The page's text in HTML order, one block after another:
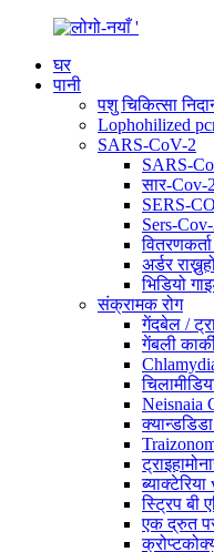
घर
पानी
पशु चिकित्सा
Lophohilized
SARS-CoV-2
SARS-
सार-Cov-
SERS-
Sers-
वितरणकर्ता
अर्डर
भिडियो
संक्रामक रोग
गेंदबेल /
गेंबली
Neisnaia
स्ट्रिप बी
एक द्रुत